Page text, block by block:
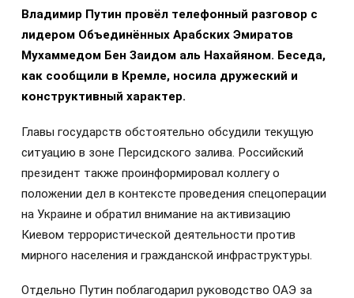
Владимир Путин провёл телефонный разговор с
лидером Объединённых Арабских Эмиратов
Мухаммедом Бен Заидом аль Нахайяном. Беседа,
как сообщили в Кремле, носила дружеский и
конструктивный характер.
Главы государств обстоятельно обсудили текущую
ситуацию в зоне Персидского залива. Российский
президент также проинформировал коллегу о
положении дел в контексте проведения спецоперации
на Украине и обратил внимание на активизацию
Киевом террористической деятельности против
мирного населения и гражданской инфраструктуры.
Отдельно Путин поблагодарил руководство ОАЭ за